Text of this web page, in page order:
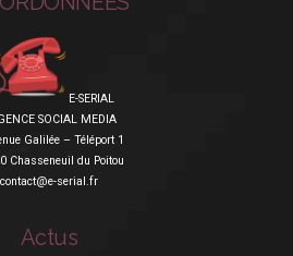
E-SERIAL
SOCIAL MEDIA
Galilée – Téléport 1
Chasseneuil du Poitou
contact@e-serial.fr
Actus